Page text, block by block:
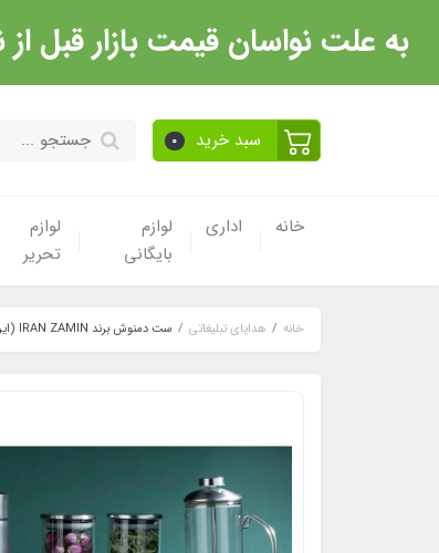
به علت نواسان قیمت بازار قبل از نهایی شدن خرید
سبد خرید 0
خانه اداری
لوازم
بایگانی
لوازم
تحریر
خانه هدایای تبلیغاتی ست دمنوش برند IRAN ZAMIN (ایران زمین) کد 50220